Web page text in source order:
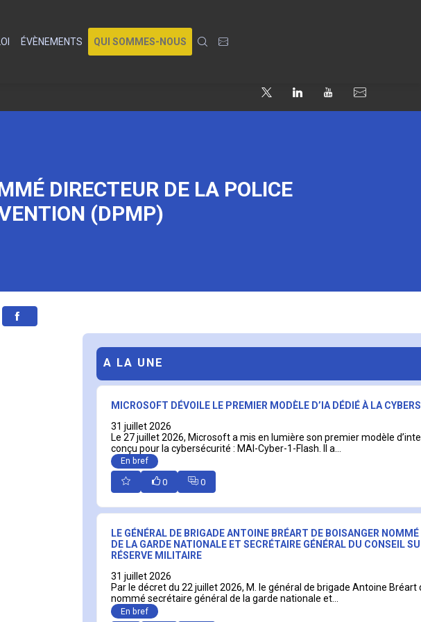
ÉVÈNEMENTS QUI SOMMES-NOUS
DIRECTEUR DE LA POLICE
(DPMP)
A LA UNE
MICROSOFT DÉVOILE LE PREMIER MODÈLE D’IA DÉDIÉ À LA
31 juillet 2026
Le 27 juillet 2026, Microsoft a mis en lumière son premier modèle
conçu pour la cybersécurité : MAI-Cyber-1-Flash. Il a...
En bref
0 0
LE GÉNÉRAL DE BRIGADE ANTOINE BRÉART DE BOISANGER
DE LA GARDE NATIONALE ET SECRÉTAIRE GÉNÉRAL DU CONSEIL
RÉSERVE MILITAIRE
31 juillet 2026
Par le décret du 22 juillet 2026, M. le général de brigade Antoine Bréart
nommé secrétaire général de la garde nationale et...
En bref